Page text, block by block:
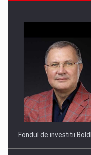
ROOTED IN ROMANIA,
THE…
Fondul de investitii